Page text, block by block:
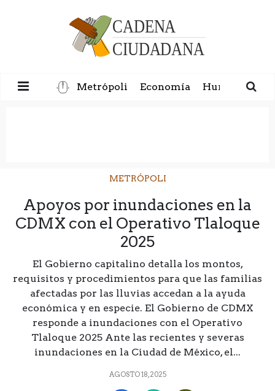
Metrópoli Economía Humanidad
METRÓPOLI
Apoyos por inundaciones en la
CDMX con el Operativo Tlaloque
2025
El Gobierno capitalino detalla los montos,
requisitos y procedimientos para que las familias
afectadas por las lluvias accedan a la ayuda
económica y en especie. El Gobierno de CDMX
responde a inundaciones con el Operativo
Tlaloque 2025 Ante las recientes y severas
inundaciones en la Ciudad de México, el...
AGOSTO 18, 2025